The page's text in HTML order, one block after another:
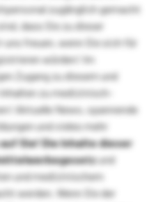
zugänglich gemacht
dass Sie zu dieser
uns freuen, wenn Sie sich für
würden! Im
Zugang zu diesem und
zu medizinisch-
Aktuelle News, spannende
und vieles mehr
Sie!Die Inhalte dieser
und
und medizinischem
werden. Wenn Sie der